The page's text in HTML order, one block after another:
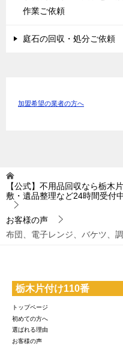
作業ご依頼
庭石の回収・処分ご依頼
加盟希望の業者の方へ
【公式】不用品回収なら栃木
敷・遺品整理など24時間受付中
お客様の声
布団、電子レンジ、バケツ、
栃木片付け110番
トップページ
初めての方へ
選ばれる理由
お客様の声